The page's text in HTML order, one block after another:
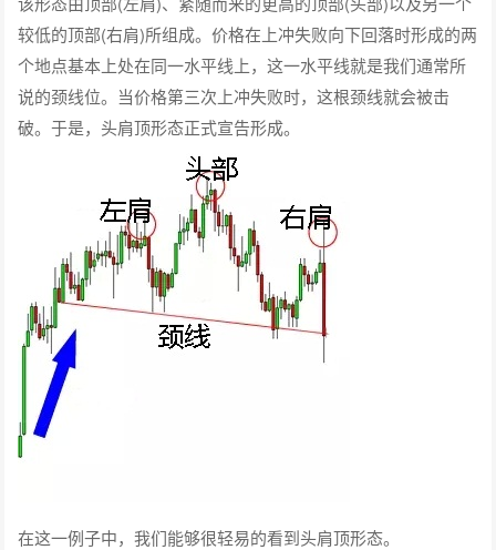
较低的顶部(右肩)所组成。价格在上冲失败向下回落时形成的两
个地点基本上处在同一水平线上，这一水平线就是我们通常所
说的颈线位。当价格第三次上冲失败时，这根颈线就会被击
破。于是，头肩顶形态正式宣告形成。
在这一例子中，我们能够很轻易的看到头肩顶形态。